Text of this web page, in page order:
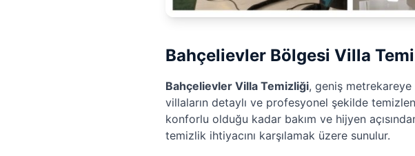
Bahçelievler Bölgesi Villa
Bahçelievler Villa Temizliği, geniş
villaların detaylı ve profesyonel şekilde
konforlu olduğu kadar bakım ve hijyen
temizlik ihtiyacını karşılamak üzere sunulur.